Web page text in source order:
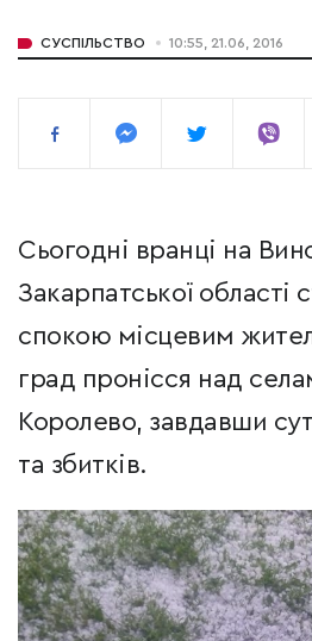
СУСПІЛЬСТВО 10:55, 21.06, 2016
Сьогодні вранці на
Закарпатської області
спокою місцевим
град пронісся над
Королево, завдавши
та збитків.